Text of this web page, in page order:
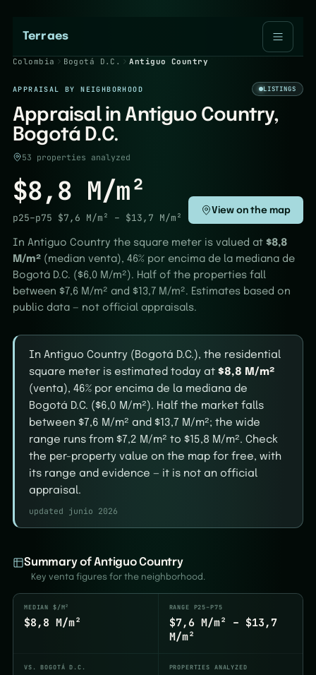
Terraes
Colombia Bogotá D.C. Antiguo Country
APPRAISAL BY NEIGHBORHOOD LISTINGS
Appraisal in Antiguo Country,
Bogotá D.C.
53 properties analyzed
$8,8 M/m²
p25–p75 $7,6 M/m² – $13,7 M/m²
View on the map
In Antiguo Country the square meter is valued at $8,8
M/m² (median venta), 46% por encima de la mediana de
Bogotá D.C. ($6,0 M/m²). Half of the properties fall
between $7,6 M/m² and $13,7 M/m². Estimates based on
public data — not official appraisals.
In Antiguo Country (Bogotá D.C.), the residential
square meter is estimated today at $8,8 M/m²
(venta), 46% por encima de la mediana de
Bogotá D.C. ($6,0 M/m²). Half the market falls
between $7,6 M/m² and $13,7 M/m²; the wide
range runs from $7,2 M/m² to $15,8 M/m². Check
the per-property value on the map for free, with
its range and evidence — it is not an official
appraisal.
updated junio 2026
Summary of Antiguo Country
Key venta figures for the neighborhood.
MEDIAN $/M²
$8,8 M/m²
RANGE P25–P75
$7,6 M/m² – $13,7
M/m²
VS. BOGOTÁ D.C. PROPERTIES ANALYZED